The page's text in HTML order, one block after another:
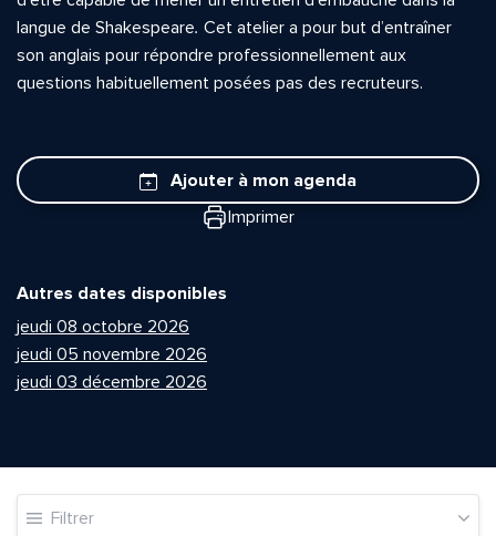
langue de Shakespeare. Cet atelier a pour but d’entraîner
son anglais pour répondre professionnellement aux
questions habituellement posées pas des recruteurs.
Ajouter à mon agenda
Imprimer
Autres dates disponibles
jeudi 08 octobre 2026
jeudi 05 novembre 2026
jeudi 03 décembre 2026
Filtrer